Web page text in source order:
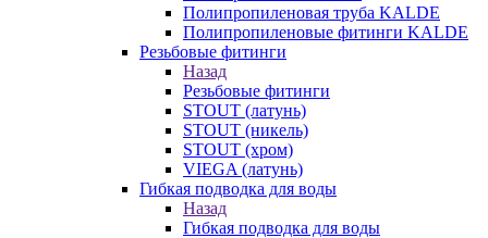
Полипропиленовая труба KALDE
Полипропиленовые фитинги KALDE
Резьбовые фитинги
Назад
Резьбовые фитинги
STOUT (латунь)
STOUT (никель)
STOUT (хром)
VIEGA (латунь)
Гибкая подводка для воды
Назад
Гибкая подводка для воды